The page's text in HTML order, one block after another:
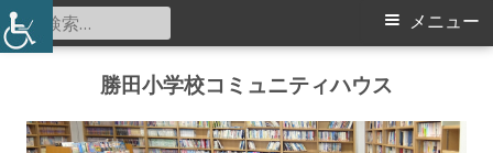
勝田小学校コミュニティハウス
メ
メニュー
検
索: